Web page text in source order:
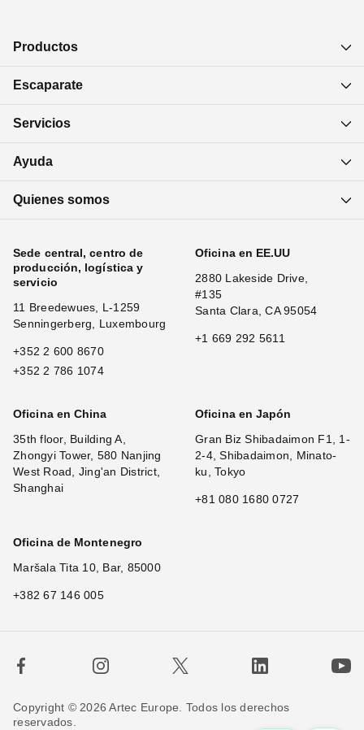
Productos
Escaparate
Servicios
Ayuda
Quienes somos
Sede central, centro de
producción, logística y
servicio
11 Breedewues, L-1259
Senningerberg, Luxembourg
+352 2 600 8670
+352 2 786 1074
Oficina en EE.UU
2880 Lakeside Drive,
#135
Santa Clara, CA 95054
+1 669 292 5611
Oficina en China
35th floor, Building A,
Zhongyi Tower, 580 Nanjing
West Road, Jing'an District,
Shanghai
Oficina en Japón
Gran Biz Shibadaimon F1, 1-
2-4, Shibadaimon, Minato-
ku, Tokyo
+81 080 1680 0727
Oficina de Montenegro
Maršala Tita 10, Bar, 85000
+382 67 146 005
Copyright © 2026 Artec Europe. Todos los derechos
reservados.